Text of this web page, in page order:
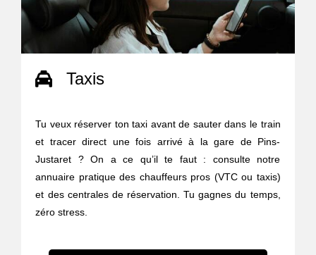
Taxis
Tu veux réserver ton taxi avant de sauter dans le train
et tracer direct une fois arrivé à la gare de Pins-
Justaret ? On a ce qu’il te faut : consulte notre
annuaire pratique des chauffeurs pros (VTC ou taxis)
et des centrales de réservation. Tu gagnes du temps,
zéro stress.